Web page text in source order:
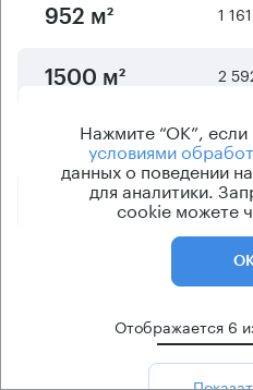
952 м² 1
1500 м² 2
2500 м² 4
5500 м² 7
17
Отображается 6
Нажмите “ОК”,
условиями
данных о поведении
для аналитики.
cookie можете